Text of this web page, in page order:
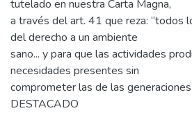
tutelado en nuestra Carta Magna,
a través del art. 41 que reza: “todos
del derecho a un ambiente
sano... y para que las actividades
necesidades presentes sin
comprometer las de las generaciones
DESTACADO